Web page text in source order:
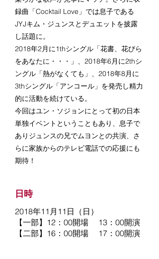
録曲「Cocktail Love」では息子である
JYJキム・ジュンスとデュエットを披露
し話題に。
2018年2月に1thシングル「花書、花びら
をあなたに・・・」、2018年6月に2thシ
ングル「熱がなくても」、2018年8月に
3thシングル「アンコール」を発売し精力
的に活動を続けている。
今回はユン・ソジョンにとって初の日本
単独イベントということもあり、息子で
ありジュンスの兄でムヨンとの共演、さ
らに家族からのテレビ電話での応援にも
期待！
日時
2018年11月11日（日）
【一部】12：00開場 13：00開演
【二部】16：00開場 17：00開演